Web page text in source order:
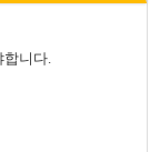
합니다.